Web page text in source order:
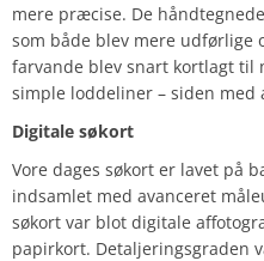
mere præcise. De
som både blev mere udførlige
farvande blev snart kortlagt til
simple loddeliner – siden med
Digitale søkort
Vore dages søkort er lavet på
indsamlet med avanceret
søkort var blot digitale
papirkort. Detaljeringsgraden